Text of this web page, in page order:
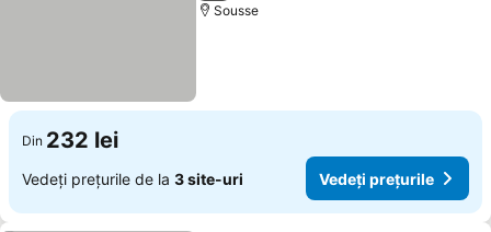
Sousse
Din 232 lei
Vedeți prețurile de la 3 site-uri Vedeți prețurile